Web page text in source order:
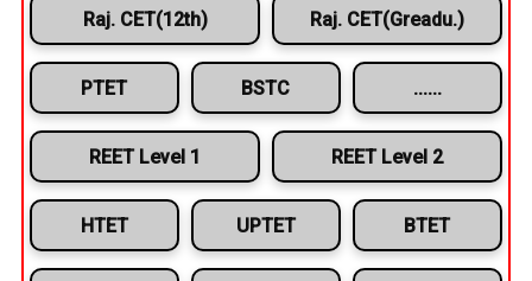
Raj. CET(12th) Raj. CET(Greadu.)
PTET BSTC ......
REET Level 1 REET Level 2
HTET UPTET BTET